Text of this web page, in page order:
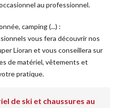
au professionnel.
camping (...) :
vous fera découvrir nos
Lioran et vous conseillera sur
de matériel, vêtements et
pratique.
de ski et chaussures au